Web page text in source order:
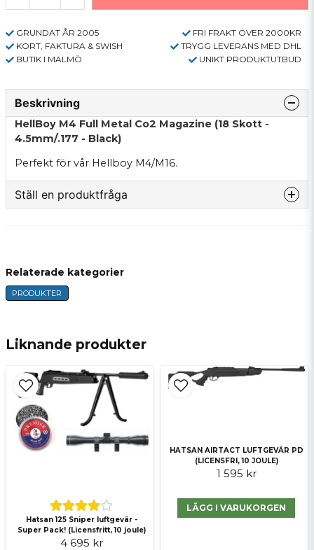
GRUNDAT ÅR 2005
FRI FRAKT ÖVER 2000KR
KORT, FAKTURA & SWISH
TRYGG LEVERANS MED DHL
BUTIK I MALMÖ
UNIKT PRODUKTUTBUD
Beskrivning
HellBoy M4 Full Metal Co2 Magazine (18 Skott -
4.5mm/.177 - Black)
Perfekt för vår Hellboy M4/M16.
Ställ en produktfråga
name
Ja, ni får publicera min fråga
Liknande produkter
Hatsan 125 Sniper luftgevär -
Super Pack! (Licensfritt, 10 joule)
4 695 kr
HATSAN AIRTACT LUFTGEVÄR PD
(LICENSFRI, 10 JOULE)
1 595 kr
LÄGG I VARUKORGEN
Relaterade kategorier
PRODUKTER